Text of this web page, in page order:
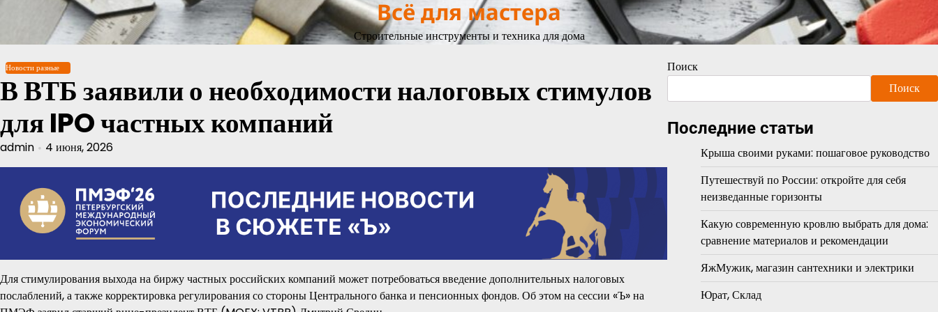
содержимому
Всё для мастера
Строительные инструменты и техника для дома
Новости разные
В ВТБ заявили о необходимости налоговых стимулов
для IPO частных компаний
admin 4 июня, 2026
Для стимулирования выхода на биржу частных российских компаний может потребоваться введение дополнительных налоговых
послаблений, а также корректировка регулирования со стороны Центрального банка и пенсионных фондов. Об этом на сессии «Ъ» на
Поиск
Поиск
Последние статьи
Крыша своими руками: пошаговое руководство
Путешествуй по России: откройте для себя
неизведанные горизонты
Какую современную кровлю выбрать для дома:
сравнение материалов и рекомендации
ЯжМужик, магазин сантехники и электрики
Юрат, Склад